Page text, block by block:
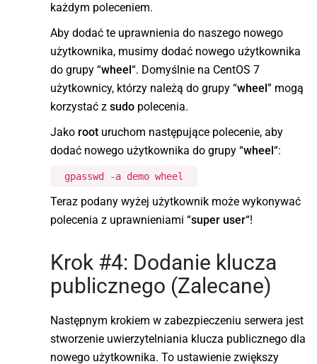
każdym poleceniem.
Aby dodać te uprawnienia do naszego nowego
użytkownika, musimy dodać nowego użytkownika
do grupy “wheel“. Domyślnie na CentOS 7
użytkownicy, którzy należą do grupy “wheel” mogą
korzystać z sudo polecenia.
Jako root uruchom następujące polecenie, aby
dodać nowego użytkownika do grupy “wheel“:
gpasswd -a demo wheel
Teraz podany wyżej użytkownik może wykonywać
polecenia z uprawnieniami “super user“!
Krok #4: Dodanie klucza
publicznego (Zalecane)
Następnym krokiem w zabezpieczeniu serwera jest
stworzenie uwierzytelniania klucza publicznego dla
nowego użytkownika. To ustawienie zwiększy